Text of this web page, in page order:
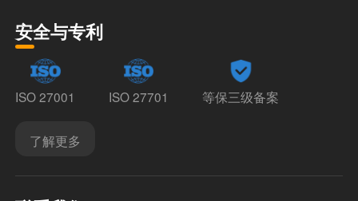
安全与专利
ISO 27001 ISO 27701 等保三级备案
了解更多